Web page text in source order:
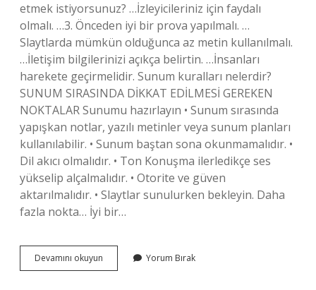
etmek istiyorsunuz? …İzleyicileriniz için faydalı
olmalı. …3. Önceden iyi bir prova yapılmalı. …
Slaytlarda mümkün olduğunca az metin kullanılmalı.
…İletişim bilgilerinizi açıkça belirtin. …İnsanları
harekete geçirmelidir. Sunum kuralları nelerdir?
SUNUM SIRASINDA DİKKAT EDİLMESİ GEREKEN
NOKTALAR Sunumu hazırlayın • Sunum sırasında
yapışkan notlar, yazılı metinler veya sunum planları
kullanılabilir. • Sunum baştan sona okunmamalıdır. •
Dil akıcı olmalıdır. • Ton Konuşma ilerledikçe ses
yükselip alçalmalıdır. • Otorite ve güven
aktarılmalıdır. • Slaytlar sunulurken bekleyin. Daha
fazla nokta… İyi bir…
Devamını okuyun
Konuda
Yorum Bırak